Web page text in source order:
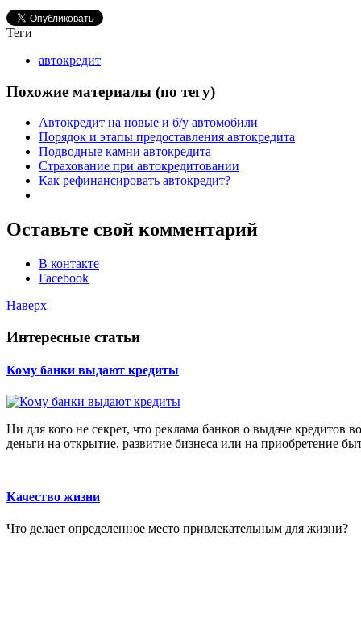
Теги
автокредит
Похожие материалы (по тегу)
Автокредит на новые и б/у автомобили
Порядок и этапы предоставления автокредита
Подводные камни автокредита
Страхование при автокредитовании
Как рефинансировать автокредит?
Оставьте свой комментарий
В контакте
Facebook
Наверх
Интересные статьи
Кому банки выдают кредиты
Ни для кого не секрет, что реклама банков о выдаче кредитов
деньги на открытие, развитие бизнеса или на приобретение
Качество жизни
Что делает определенное место привлекательным для жизни?